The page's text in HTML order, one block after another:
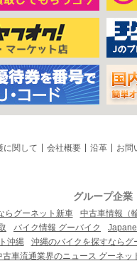
に関して 会社概要 沿革 お問
グループ企業
らグーネット新車 中古車情報（
バイク情報 グーバイク
沖縄
沖縄のバイクを探すならグ
古車流通業界のニュース グーネッ